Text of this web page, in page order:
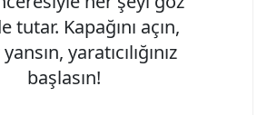
tutar. Kapağını açın,
yaratıcılığınız
başlasın!